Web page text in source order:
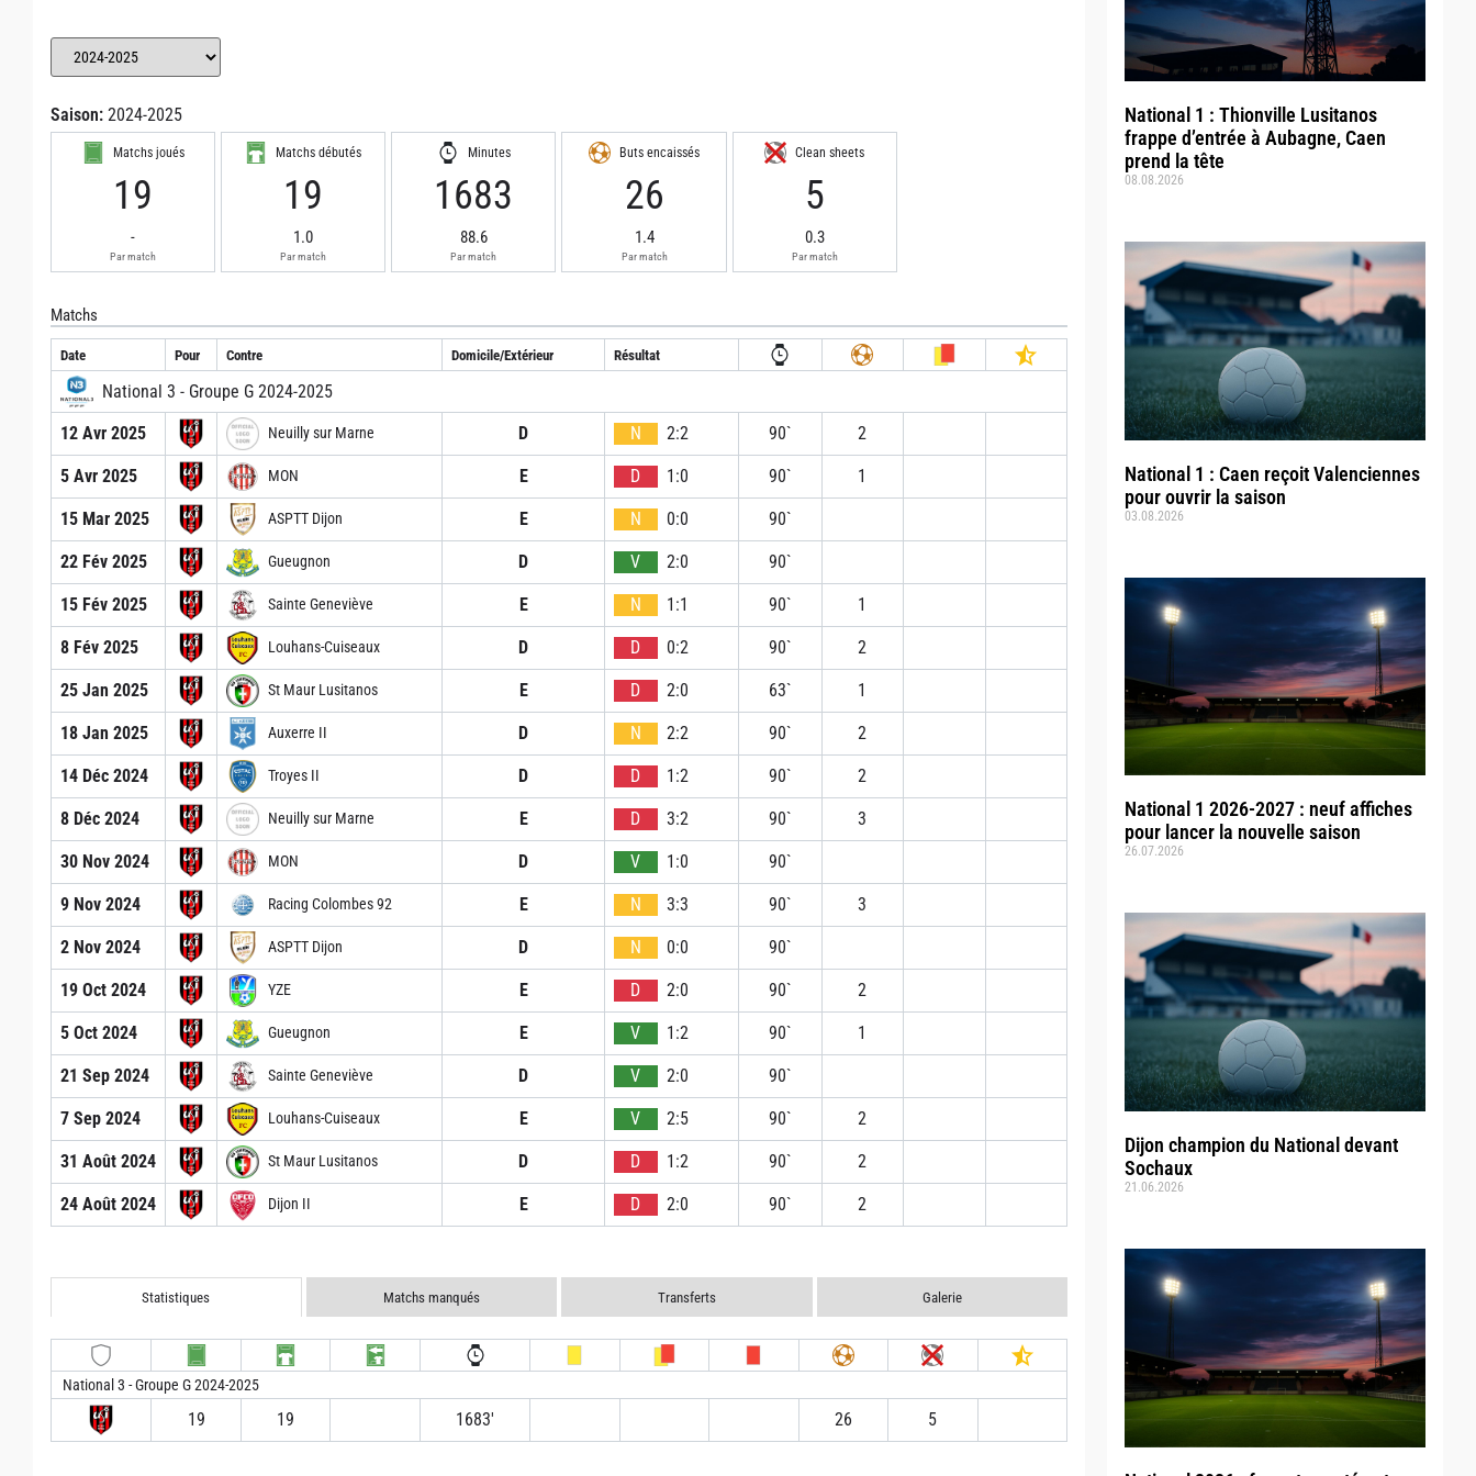
National 1 : Thionville Lusitanos
frappe d’entrée à Aubagne, Caen
prend la tête
08.08.2026
National 1 : Caen reçoit Valenciennes
pour ouvrir la saison
03.08.2026
National 1 2026-2027 : neuf affiches
pour lancer la nouvelle saison
26.07.2026
Dijon champion du National devant
Sochaux
21.06.2026
Saison: 2024-2025
Matchs joués
19
-
Par match
Matchs débutés
19
1.0
Par match
Minutes
1683
88.6
Par match
Buts encaissés
26
1.4
Par match
Clean sheets
5
0.3
Par match
Matchs
Date Pour Contre Domicile/Extérieur Résultat
National 3 - Groupe G 2024-2025
12 Avr 2025
Neuilly sur Marne D N 2:2 90` 2
5 Avr 2025 MON E D 1:0 90` 1
15 Mar 2025 ASPTT Dijon E N 0:0 90`
22 Fév 2025 Gueugnon D V 2:0 90`
15 Fév 2025 Sainte Geneviève E N 1:1 90` 1
8 Fév 2025 Louhans-Cuiseaux D D 0:2 90` 2
25 Jan 2025 St Maur Lusitanos E D 2:0 63` 1
18 Jan 2025 Auxerre II D N 2:2 90` 2
14 Déc 2024 Troyes II D D 1:2 90` 2
8 Déc 2024 Neuilly sur Marne E D 3:2 90` 3
30 Nov 2024 MON D V 1:0 90`
9 Nov 2024 Racing Colombes 92 E N 3:3 90` 3
2 Nov 2024 ASPTT Dijon D N 0:0 90`
19 Oct 2024 YZE E D 2:0 90` 2
5 Oct 2024 Gueugnon E V 1:2 90` 1
21 Sep 2024 Sainte Geneviève D V 2:0 90`
7 Sep 2024 Louhans-Cuiseaux E V 2:5 90` 2
31 Août 2024 St Maur Lusitanos D D 1:2 90` 2
24 Août 2024 Dijon II E D 2:0 90` 2
Statistiques Matchs manqués Transferts Galerie
National 3 - Groupe G 2024-2025
19 19 1683′ 26 5